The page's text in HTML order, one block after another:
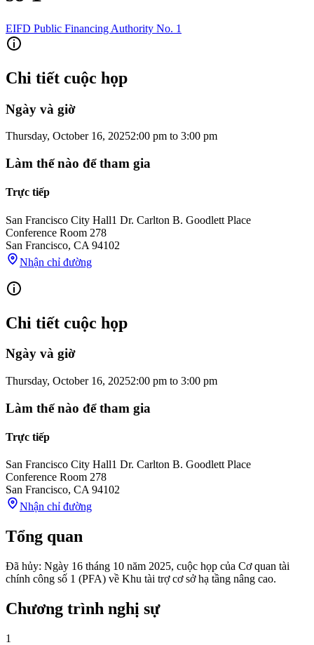
EIFD Public Financing Authority No. 1
Chi tiết cuộc họp
Ngày và giờ
Thursday, October 16, 20252:00 pm to 3:00 pm
Làm thế nào để tham gia
Trực tiếp
San Francisco City Hall1 Dr. Carlton B. Goodlett Place
Conference Room 278
San Francisco, CA 94102
Nhận chỉ đường
Chi tiết cuộc họp
Ngày và giờ
Thursday, October 16, 20252:00 pm to 3:00 pm
Làm thế nào để tham gia
Trực tiếp
San Francisco City Hall1 Dr. Carlton B. Goodlett Place
Conference Room 278
San Francisco, CA 94102
Nhận chỉ đường
Tổng quan
Đã hủy: Ngày 16 tháng 10 năm 2025, cuộc họp của Cơ quan tài
chính công số 1 (PFA) về Khu tài trợ cơ sở hạ tầng nâng cao.
Chương trình nghị sự
1